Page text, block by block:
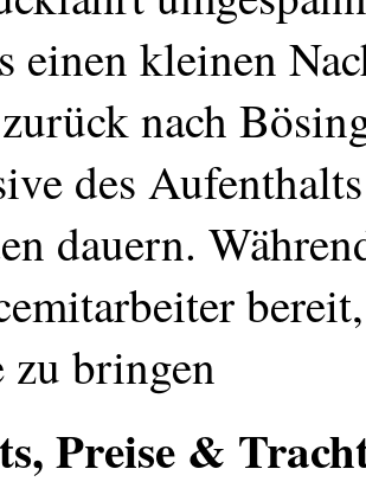
einen kleinen
nach
des
dauern.
zu bringen
Preise &